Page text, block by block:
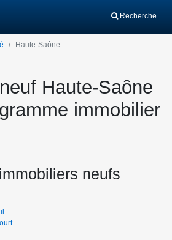
Recherche
Haute-Saône
Haute-Saône
immobilier
neufs